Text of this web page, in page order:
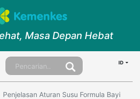
Masa Depan Hebat
ID
Penjelasan Aturan Susu Formula Bayi